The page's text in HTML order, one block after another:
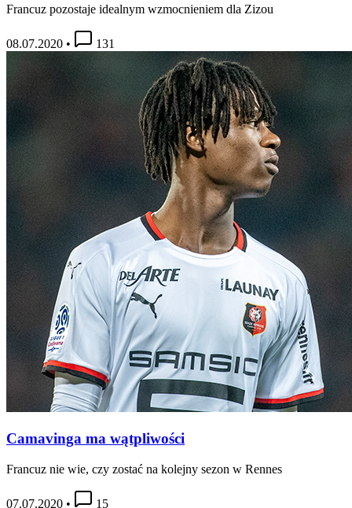
Francuz pozostaje idealnym wzmocnieniem dla Zizou
08.07.2020 • 131
Camavinga ma wątpliwości
Francuz nie wie, czy zostać na kolejny sezon w Rennes
07.07.2020 • 15